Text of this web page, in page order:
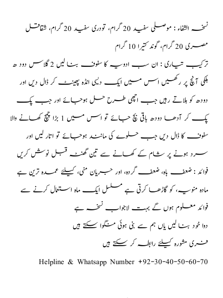
نسخہ الشفاء : موصلی سفید 20 گرام، تودری سفید 20 گرام، شقاقل
مصری 20 گرام، گوند کتیرا 10 گرام
ترکیب تیاری : ان سب ادویہ کا سفوف بنا لیں 2 گلاس دود ھ
ہلکی آنچ پر رکھیں اس میں ایک دیسی انڈہ پھینٹ کر ڈال دیں اور
دودھ کو ہلاتے رہیں جب اچھی طرح حل ہوجائے اور جب پک
پک کر آدھا دودھ باقی بچ جائے تو اس میں 1 بڑا چمچ کھانے والا
سفوف کا ڈال دیں جب حلوے کی مانند ہوجائے تو اتار لیں اور
سرد ہونے پر شام کے کھانے سے تین گھنٹہ قبل نوش کریں
فوائد : ضعف باہ، ضعف گردہ، اور جریان منی، کیلئے عمدہ ترین ہے
مادہ منویہ، کو گاڑھا کرتی ہے مسلسل ایک ماہ استعمال کرنے سے
فوائد معلوم ہوں گے بہت لاجواب نسخہ ہے
دوا خود بنا لیں یاں ہم سے بنی ہوئی منگوا سکتے ہیں
فری مشورہ کیلئے رابطہ کر سکتے ہیں
Helpline & Whatsapp Number +92-30-40-50-60-70